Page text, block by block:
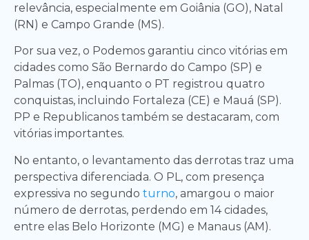
relevância, especialmente em Goiânia (GO), Natal
(RN) e Campo Grande (MS).
Por sua vez, o Podemos garantiu cinco vitórias em
cidades como São Bernardo do Campo (SP) e
Palmas (TO), enquanto o PT registrou quatro
conquistas, incluindo Fortaleza (CE) e Mauá (SP).
PP e Republicanos também se destacaram, com
vitórias importantes.
No entanto, o levantamento das derrotas traz uma
perspectiva diferenciada. O PL, com presença
expressiva no segundo turno, amargou o maior
número de derrotas, perdendo em 14 cidades,
entre elas Belo Horizonte (MG) e Manaus (AM).